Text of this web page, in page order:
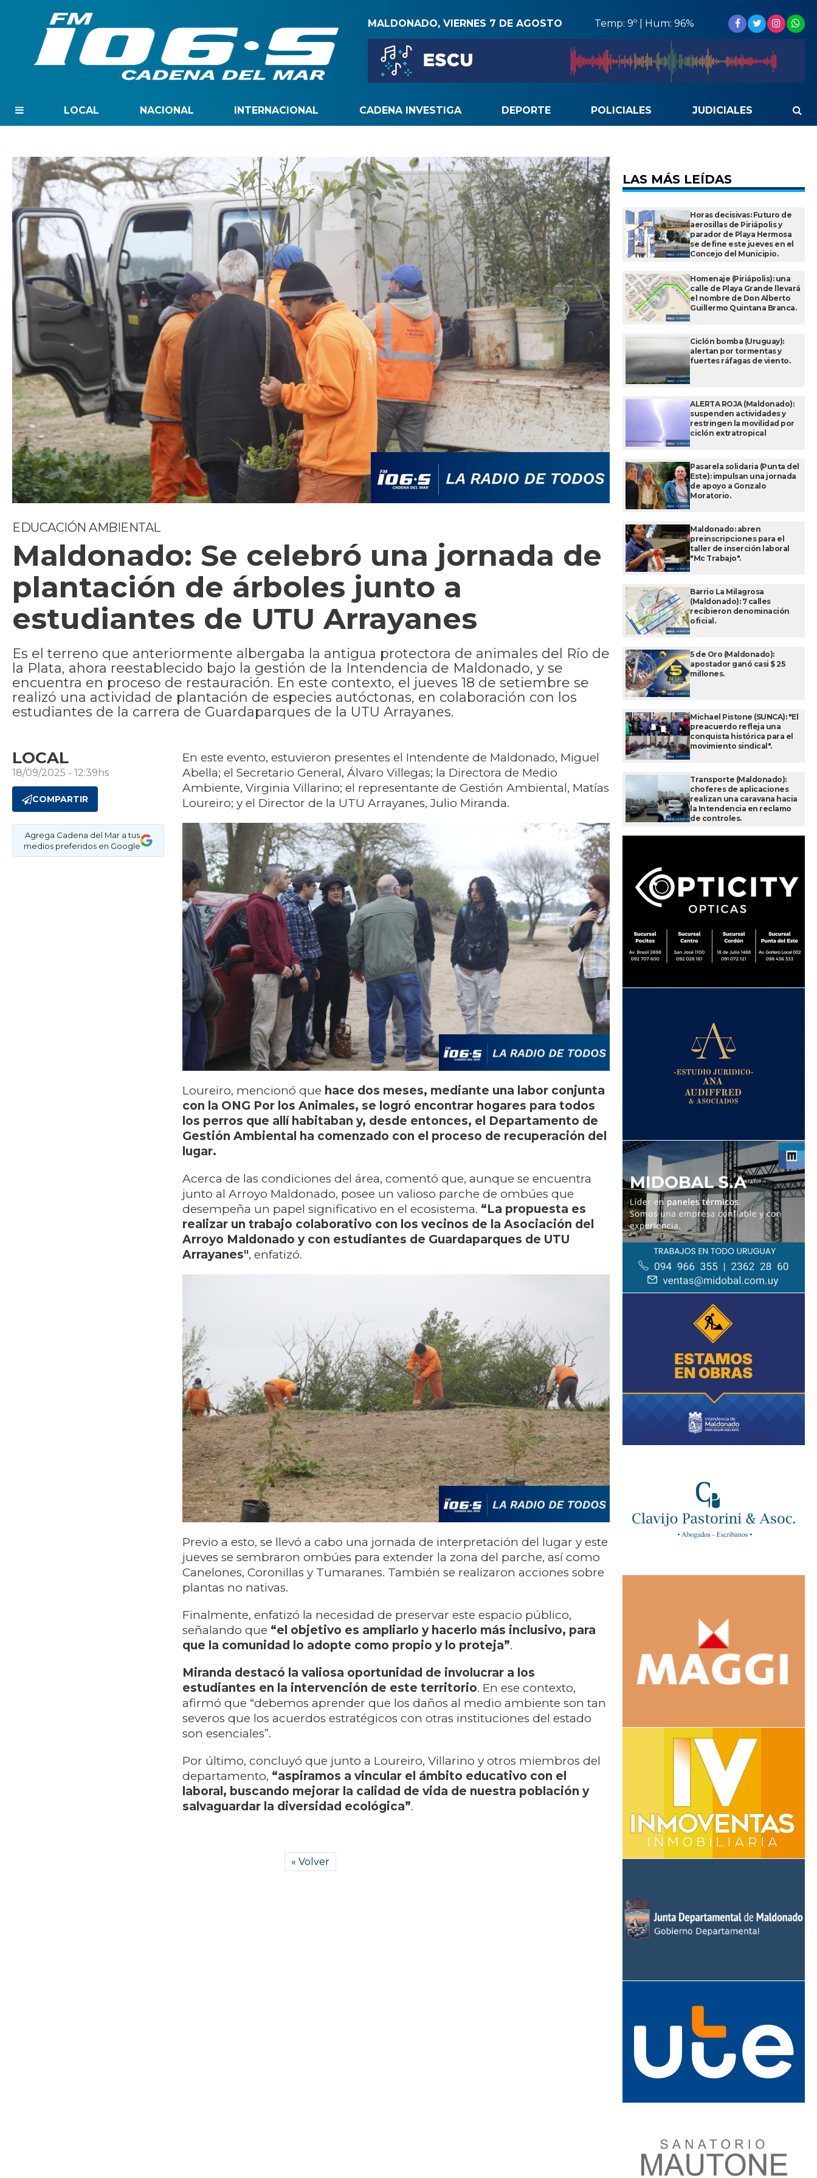
MALDONADO, VIERNES 7 DE AGOSTO Temp: 9º | Hum: 96%
LOCAL NACIONAL INTERNACIONAL CADENA INVESTIGA DEPORTE POLICIALES JUDICIALES
EDUCACIÓN AMBIENTAL
Maldonado: Se celebró una jornada de
plantación de árboles junto a
estudiantes de UTU Arrayanes
Es el terreno que anteriormente albergaba la antigua protectora de animales del Río de
la Plata, ahora reestablecido bajo la gestión de la Intendencia de Maldonado, y se
encuentra en proceso de restauración. En este contexto, el jueves 18 de setiembre se
realizó una actividad de plantación de especies autóctonas, en colaboración con los
estudiantes de la carrera de Guardaparques de la UTU Arrayanes.
LOCAL
18/09/2025 - 12:39hs
COMPARTIR
Agrega Cadena del Mar a tus
medios preferidos en Google
En este evento, estuvieron presentes el Intendente de Maldonado, Miguel
Abella; el Secretario General, Álvaro Villegas; la Directora de Medio
Ambiente, Virginia Villarino; el representante de Gestión Ambiental, Matías
Loureiro; y el Director de la UTU Arrayanes, Julio Miranda.
Loureiro, mencionó que hace dos meses, mediante una labor conjunta
con la ONG Por los Animales, se logró encontrar hogares para todos
los perros que allí habitaban y, desde entonces, el Departamento de
Gestión Ambiental ha comenzado con el proceso de recuperación del
lugar.
Acerca de las condiciones del área, comentó que, aunque se encuentra
junto al Arroyo Maldonado, posee un valioso parche de ombúes que
desempeña un papel significativo en el ecosistema. “La propuesta es
realizar un trabajo colaborativo con los vecinos de la Asociación del
Arroyo Maldonado y con estudiantes de Guardaparques de UTU
Arrayanes", enfatizó.
Previo a esto, se llevó a cabo una jornada de interpretación del lugar y este
jueves se sembraron ombúes para extender la zona del parche, así como
Canelones, Coronillas y Tumaranes. También se realizaron acciones sobre
plantas no nativas.
Finalmente, enfatizó la necesidad de preservar este espacio público,
señalando que “el objetivo es ampliarlo y hacerlo más inclusivo, para
que la comunidad lo adopte como propio y lo proteja”.
Miranda destacó la valiosa oportunidad de involucrar a los
estudiantes en la intervención de este territorio. En ese contexto,
afirmó que “debemos aprender que los daños al medio ambiente son tan
severos que los acuerdos estratégicos con otras instituciones del estado
son esenciales”.
Por último, concluyó que junto a Loureiro, Villarino y otros miembros del
departamento, “aspiramos a vincular el ámbito educativo con el
laboral, buscando mejorar la calidad de vida de nuestra población y
salvaguardar la diversidad ecológica”.
« Volver
LAS MÁS LEÍDAS
Horas decisivas: Futuro de
aerosillas de Piriápolis y
parador de Playa Hermosa
se define este jueves en el
Concejo del Municipio.
Homenaje (Piriápolis): una
calle de Playa Grande llevará
el nombre de Don Alberto
Guillermo Quintana Branca.
Ciclón bomba (Uruguay):
alertan por tormentas y
fuertes ráfagas de viento.
ALERTA ROJA (Maldonado):
suspenden actividades y
restringen la movilidad por
ciclón extratropical
Pasarela solidaria (Punta del
Este): impulsan una jornada
de apoyo a Gonzalo
Moratorio.
Maldonado: abren
preinscripciones para el
taller de inserción laboral
"Mc Trabajo".
Barrio La Milagrosa
(Maldonado): 7 calles
recibieron denominación
oficial.
5 de Oro (Maldonado):
apostador ganó casi $ 25
millones.
Michael Pistone (SUNCA): "El
preacuerdo refleja una
conquista histórica para el
movimiento sindical".
Transporte (Maldonado):
choferes de aplicaciones
realizan una caravana hacia
la Intendencia en reclamo
de controles.